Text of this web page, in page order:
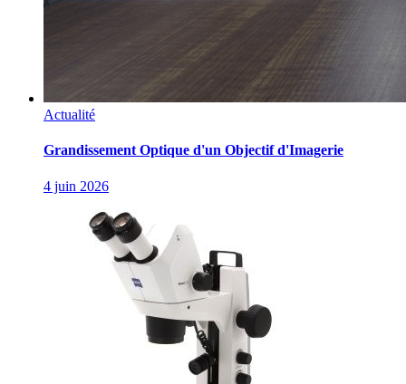
Actualité
Grandissement Optique d'un Objectif d'Imagerie
4 juin 2026